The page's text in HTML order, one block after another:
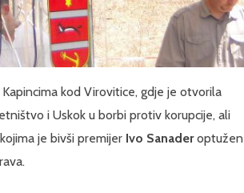
kod Virovitice, gdje je otvorila
i Uskok u borbi protiv korupcije, ali
je bivši premijer Ivo Sanaderoptužen